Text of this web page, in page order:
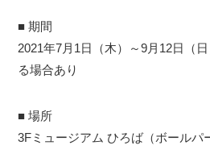
■ 期間
2021年7月1日（木）～9月12日（
る場合あり
■ 場所
3Fミュージアム ひろば（ボールパ